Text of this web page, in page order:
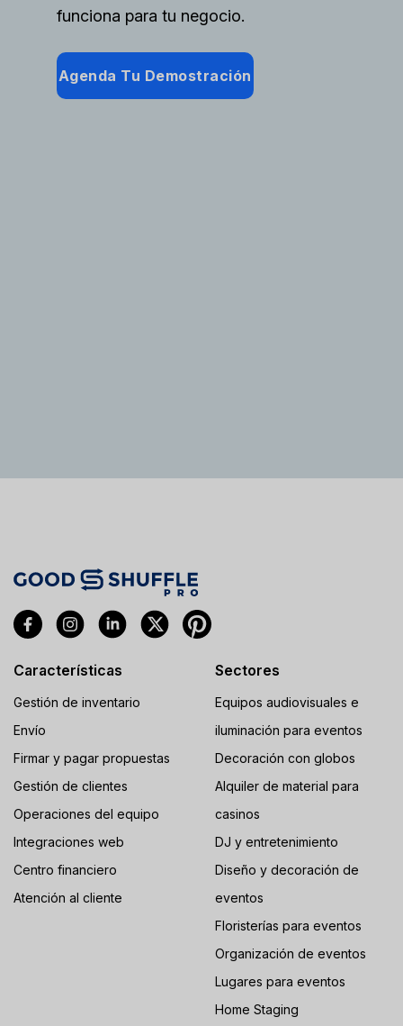
funciona para tu negocio.
Agenda Tu Demostración
Características
Gestión de inventario
Envío
Firmar y pagar propuestas
Gestión de clientes
Operaciones del equipo
Integraciones web
Centro financiero
Atención al cliente
Sectores
Equipos audiovisuales e
iluminación para eventos
Decoración con globos
Alquiler de material para
casinos
DJ y entretenimiento
Diseño y decoración de
eventos
Floristerías para eventos
Organización de eventos
Lugares para eventos
Home Staging